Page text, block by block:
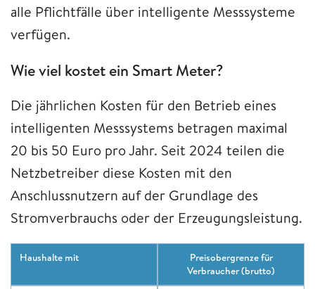
alle Pflichtfälle über intelligente Messsysteme
verfügen.
Wie viel kostet ein Smart Meter?
Die jährlichen Kosten für den Betrieb eines
intelligenten Messsystems betragen maximal
20 bis 50 Euro pro Jahr. Seit 2024 teilen die
Netzbetreiber diese Kosten mit den
Anschlussnutzern auf der Grundlage des
Stromverbrauchs oder der Erzeugungsleistung.
Haushalte mit
Preisobergrenze für
Verbraucher (brutto)